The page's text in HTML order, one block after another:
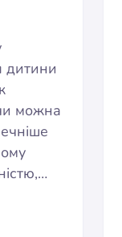
дитини
можна